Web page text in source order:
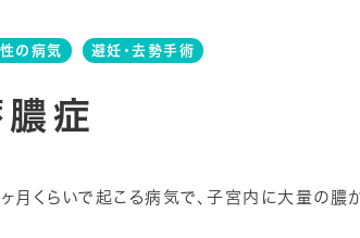
の病気 避妊・去勢手術
症
月くらいで起こる病気で、子宮内に大量の膿が